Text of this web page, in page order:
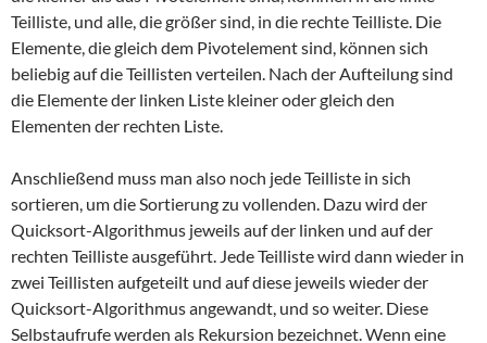
Teilliste, und alle, die größer sind, in die rechte Teilliste. Die
Elemente, die gleich dem Pivotelement sind, können sich
beliebig auf die Teillisten verteilen. Nach der Aufteilung sind
die Elemente der linken Liste kleiner oder gleich den
Elementen der rechten Liste.
Anschließend muss man also noch jede Teilliste in sich
sortieren, um die Sortierung zu vollenden. Dazu wird der
Quicksort-Algorithmus jeweils auf der linken und auf der
rechten Teilliste ausgeführt. Jede Teilliste wird dann wieder in
zwei Teillisten aufgeteilt und auf diese jeweils wieder der
Quicksort-Algorithmus angewandt, und so weiter. Diese
Selbstaufrufe werden als Rekursion bezeichnet. Wenn eine